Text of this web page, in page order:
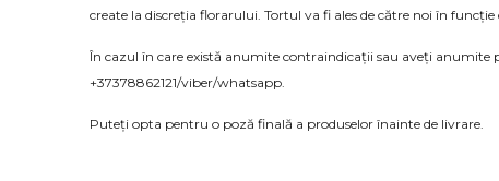
create la discreția florarului. Tortul va fi ales de către noi în funcție
În cazul în care există anumite contraindicații sau aveți anumite
+37378862121/viber/whatsapp.
Puteți opta pentru o poză finală a produselor înainte de livrare.